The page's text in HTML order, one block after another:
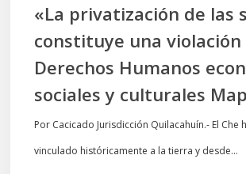
Humanos
económicos,
sociales
culturales
Mapuche»
«La privatización de las
constituye una violación
Derechos Humanos
sociales y culturales
Por Cacicado Jurisdicción Quilacahuín.- El Che
vinculado históricamente a la tierra y desde…